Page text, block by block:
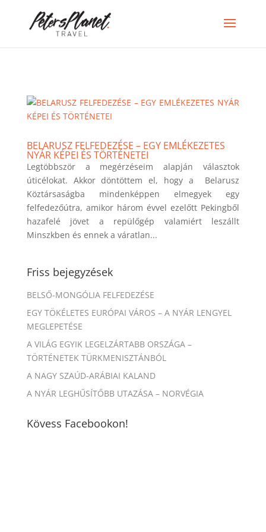
BELARUSZ FELFEDEZÉSE – EGY EMLÉKEZETES
NYÁR KÉPEI ÉS TÖRTÉNETEI
Legtöbbször a megérzéseim alapján választok
úticélokat. Akkor döntöttem el, hogy a Belarusz
Köztársaságba mindenképpen elmegyek egy
felfedezőútra, amikor három évvel ezelőtt Pekingből
hazafelé jövet a repülőgép valamiért leszállt
Minszkben és ennek a váratlan...
Friss bejegyzések
BELSŐ-MONGÓLIA FELFEDEZÉSE
EGY TÖKÉLETES EURÓPAI VÁROS – A NYÁR LENGYEL
MEGLEPETÉSE
A VILÁG EGYIK LEGELZÁRTABB ORSZÁGA –
TÖRTÉNETEK TÜRKMENISZTÁNBÓL
A NAGY SZAÚD-ARÁBIAI KALAND
A NYÁR LEGHŰSÍTŐBB UTAZÁSA – NORVÉGIA
Kövess Facebookon!